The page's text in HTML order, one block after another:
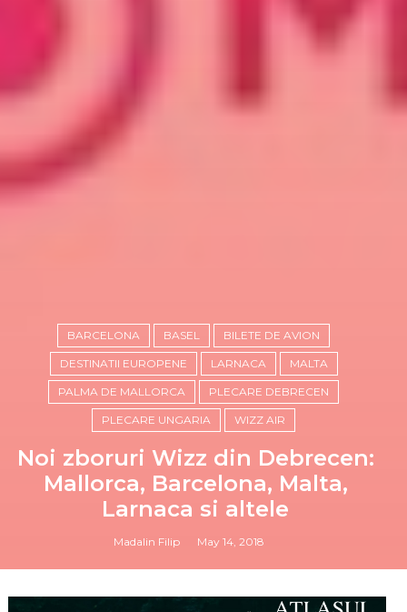
BARCELONA BASEL BILETE DE AVION
DESTINATII EUROPENE LARNACA MALTA
PALMA DE MALLORCA PLECARE DEBRECEN
PLECARE UNGARIA WIZZ AIR
Noi zboruri Wizz din Debrecen:
Mallorca, Barcelona, Malta,
Larnaca si altele
Madalin Filip May 14, 2018